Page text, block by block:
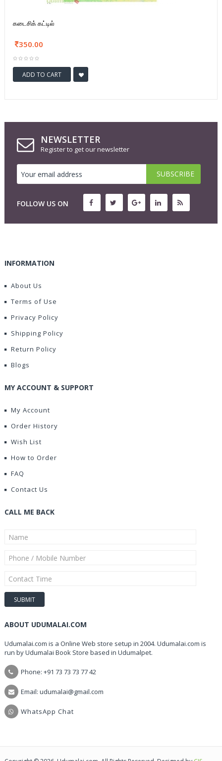
கடைசிக் கட்டில்
350.00
ADD TO CART
NEWSLETTER
Register to get our newsletter
FOLLOW US ON
INFORMATION
About Us
Terms of Use
Privacy Policy
Shipping Policy
Return Policy
Blogs
MY ACCOUNT & SUPPORT
My Account
Order History
Wish List
How to Order
FAQ
Contact Us
CALL ME BACK
ABOUT UDUMALAI.COM
Udumalai.com is a Online Web store setup in 2004. Udumalai.com is
run by Udumalai Book Store based in Udumalpet.
Phone: +91 73 73 73 77 42
Email: udumalai@gmail.com
WhatsApp Chat